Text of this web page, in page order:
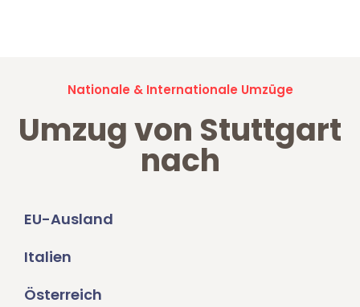
Nationale & Internationale Umzüge
Umzug von Stuttgart
nach
EU-Ausland
Italien
Österreich